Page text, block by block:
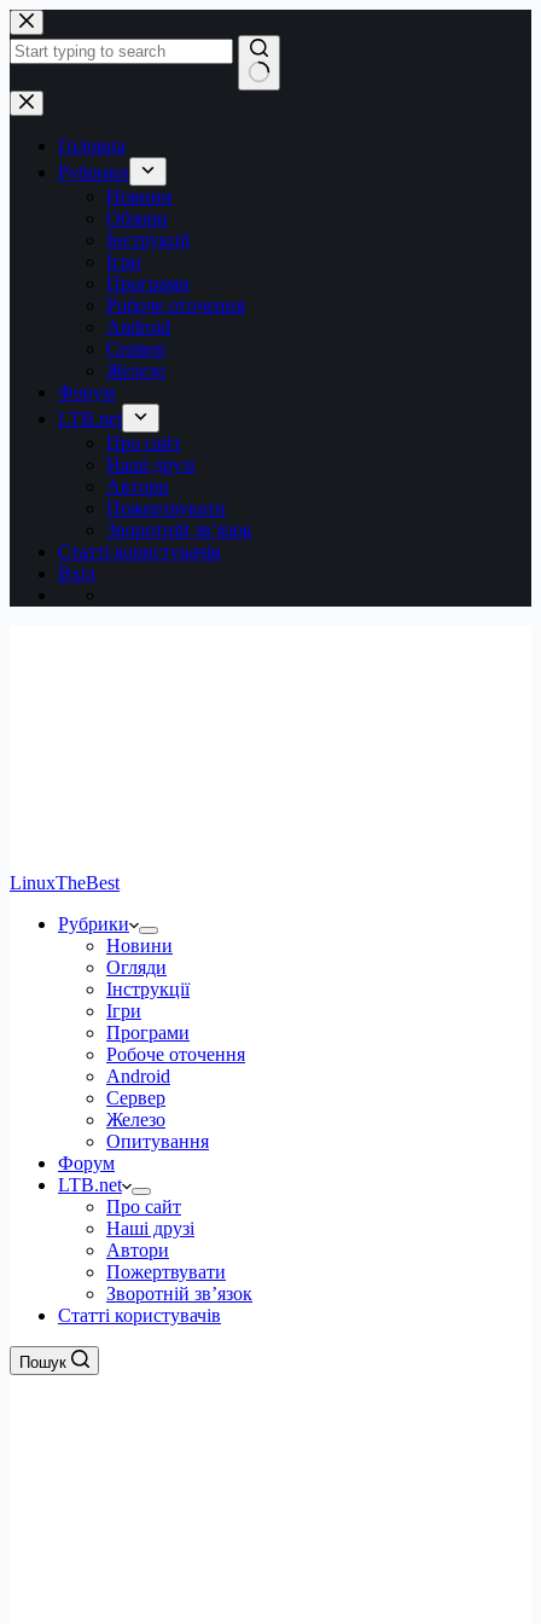
Перейти
до
вмісту
Немає
результатів
Головна
Рубрики
Новини
Обзори
Інструкції
Ігри
Програми
Робоче оточення
Android
Сервер
Железо
Форум
LTB.net
Про сайт
Наші друзі
Автори
Пожертвувати
Зворотній зв’язок
Статті користувачів
Вхід
LinuxTheBest
Рубрики
Новини
Огляди
Інструкції
Ігри
Програми
Робоче оточення
Android
Сервер
Железо
Опитування
Форум
LTB.net
Про сайт
Наші друзі
Автори
Пожертвувати
Зворотній зв’язок
Статті користувачів
Пошук